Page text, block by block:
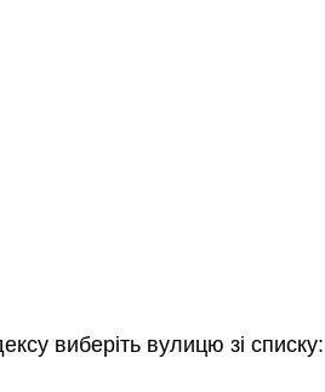
виберіть вулицю зі списку: